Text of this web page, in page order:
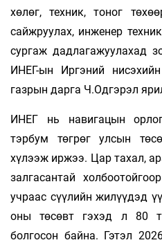
хөлөг, техник, тоног
сайжруулах, инженер
сургаж дадлагажуулахад
ИНЕГ-ын Иргэний
газрын дарга Ч.Одгэрэл
ИНЕГ нь навигацын
тэрбум төгрөг улсын
хүлээж иржээ. Цар тахал,
залгасантай
учраас сүүлийн жилүүдэд
оны төсөвт гэхэд л 80
болгосон байна. Гэтэл